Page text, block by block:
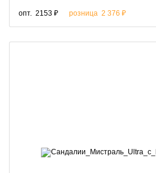
опт. 2153 ₽ розница 2 376 ₽